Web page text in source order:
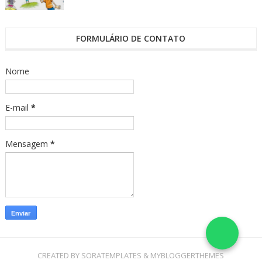
FORMULÁRIO DE CONTATO
Nome
E-mail *
Mensagem *
CREATED BY SORATEMPLATES & MYBLOGGERTHEMES